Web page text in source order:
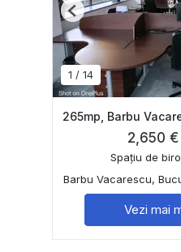
1 / 14
Previous
265mp, Barbu
2,650 €
Spațiu de
Barbu Vacarescu,
Vezi mai